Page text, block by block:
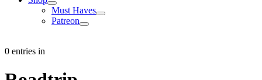
Must Haves
Patreon
0 entries in